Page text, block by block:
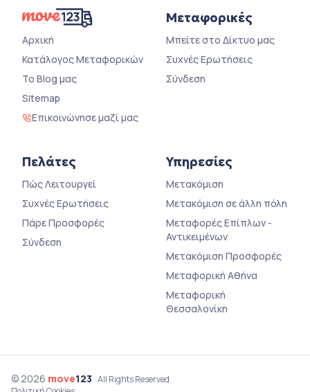
Αρχική
Κατάλογος Μεταφορικών
Το Blog μας
Sitemap
Επικοινώνησε μαζί μας
Μεταφορικές
Μπείτε στο Δίκτυο μας
Συχνές Ερωτήσεις
Σύνδεση
Πελάτες
Πώς Λειτουργεί
Συχνές Ερωτήσεις
Πάρε Προσφορές
Σύνδεση
Υπηρεσίες
Μετακόμιση
Μετακόμιση σε άλλη πόλη
Μεταφορές Επίπλων -
Αντικειμένων
Μετακόμιση Προσφορές
Μεταφορική Αθήνα
Μεταφορική
Θεσσαλονίκη
© 2026 move123 · All Rights Reserved